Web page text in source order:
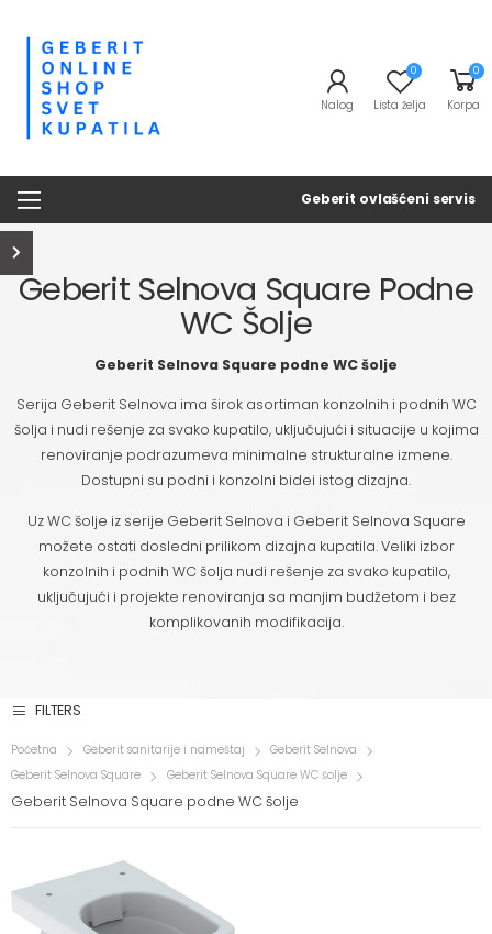
Nalog
0
Lista želja
0
Korpa
Geberit ovlašćeni servis
Geberit Selnova Square Podne
WC Šolje
Geberit Selnova Square podne WC šolje
Serija Geberit Selnova ima širok asortiman konzolnih i podnih WC
šolja i nudi rešenje za svako kupatilo, uključujući i situacije u kojima
renoviranje podrazumeva minimalne strukturalne izmene.
Dostupni su podni i konzolni bidei istog dizajna.
Uz WC šolje iz serije Geberit Selnova i Geberit Selnova Square
možete ostati dosledni prilikom dizajna kupatila. Veliki izbor
konzolnih i podnih WC šolja nudi rešenje za svako kupatilo,
uključujući i projekte renoviranja sa manjim budžetom i bez
komplikovanih modifikacija.
FILTERS
Početna Geberit sanitarije i nameštaj
Geberit Selnova
Geberit Selnova Square
Geberit Selnova Square WC šolje
Geberit Selnova Square podne WC šolje